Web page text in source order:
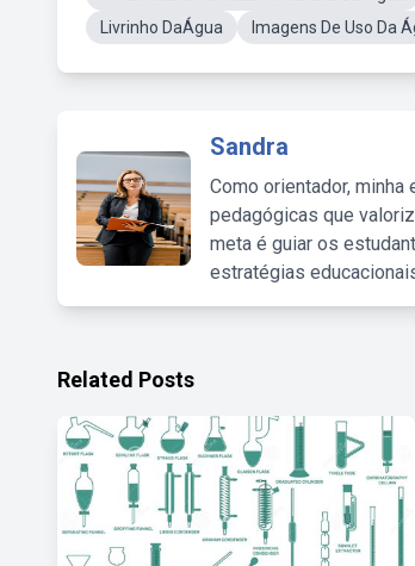
Livrinho DaÁgua
Imagens De Uso Da
Sandra
Como orientador,
pedagógicas que
meta é guiar os
estratégias
Related Posts